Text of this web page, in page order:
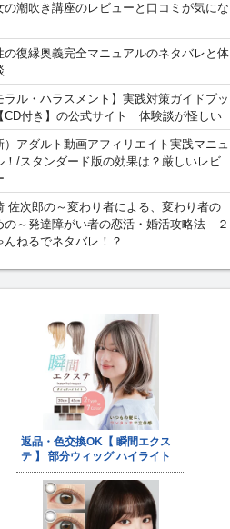
の潮吹き講座のレビューと口コミが気にな
の復縁奥義完全マニュアルのネタバレと体
ラル・ハラスメント】実践対策ガイドブッ
CD付き】の公式サイト 体験談が怪しい
）アダルト動画アフィリエイト実践マニュ
！/スタンダード版の効果は？厳しいレビ
佐次郎の～変わり者による、変わり者の
の～発達障がい者の恋活・婚活攻略法 ２
んねるでネタバレ！？